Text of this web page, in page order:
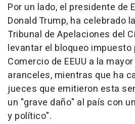
Por un lado, el presidente de
Donald Trump, ha celebrado
Tribunal de Apelaciones del
levantar el bloqueo impuesto
Comercio de EEUU a la
aranceles, mientras que ha
jueces que emitieron esta
un "grave daño" al país con
y político".